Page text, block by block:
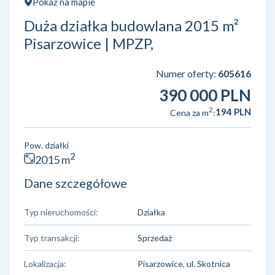
Duża działka budowlana 2015 m²
Pisarzowice | MPZP,
Numer oferty: 605616
390 000 PLN
Cena za m2:194 PLN
Pow. działki
2015 m2
Dane szczegółowe
Typ nieruchomości: Działka
Typ transakcji: Sprzedaż
Lokalizacja: Pisarzowice, ul. Skotnica